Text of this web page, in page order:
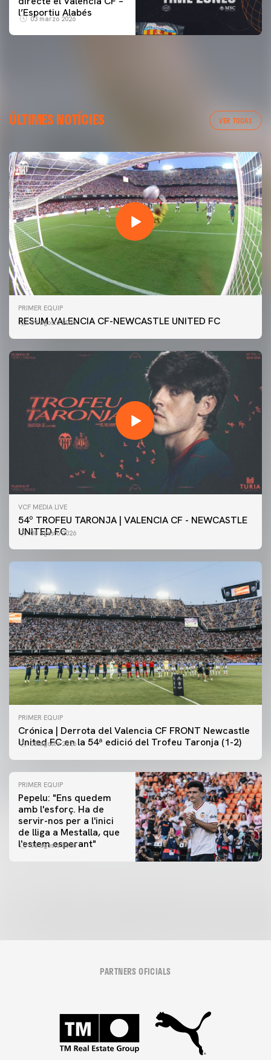
l’Esportiu Alabés
03 marzo 2026
ÚLTIMES NOTÍCIES VER TODAS
PRIMER EQUIP
RESUM VALENCIA CF-NEWCASTLE UNITED FC
09 agosto 2026
VCF MEDIA LIVE
54º TROFEU TARONJA | VALENCIA CF - NEWCASTLE
UNITED FC
08 agosto 2026
PRIMER EQUIP
Crónica | Derrota del Valencia CF FRONT Newcastle
United FC en la 54ª edició del Trofeu Taronja (1-2)
08 agosto 2026
PRIMER EQUIP
Pepelu: "Ens quedem
amb l'esforç. Ha de
servir-nos per a l'inici
de lliga a Mestalla, que
l'estem esperant"
08 agosto 2026
PRIMER EQUIP
📸 #ValenciaNUFC
PRIMER EQUIP
MESTALLA 📍
PARTNERS OFICIALS